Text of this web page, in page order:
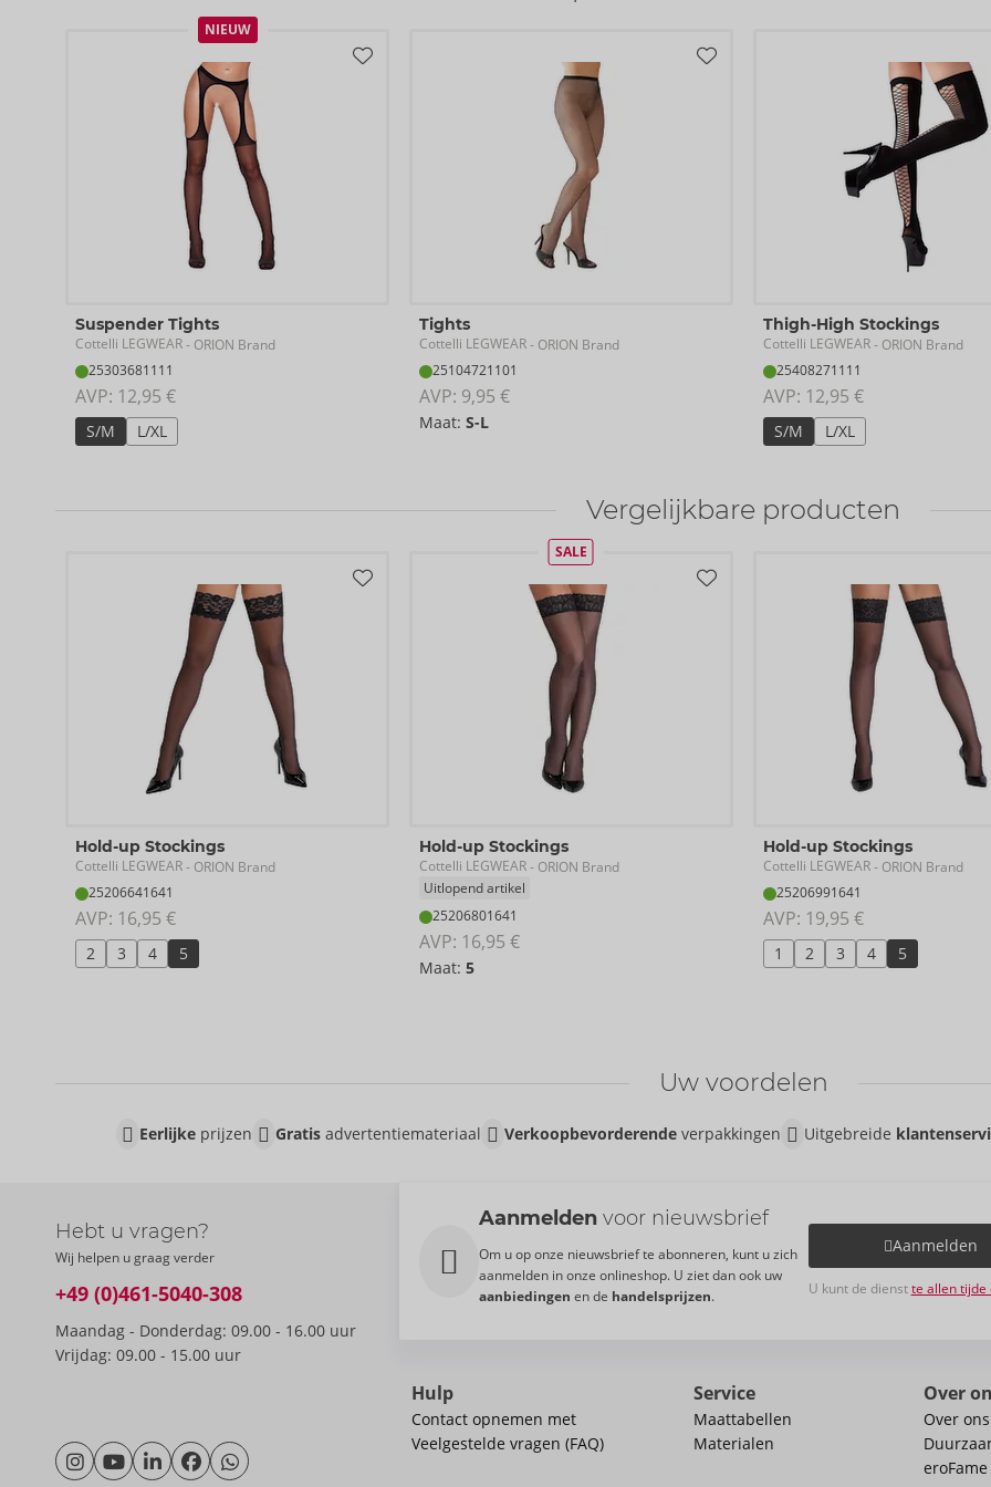
NIEUW
Suspender Tights
Cottelli LEGWEAR- ORION Brand
25303681111
AVP: 12,95 €
S/M L/XL
Tights
Cottelli LEGWEAR- ORION Brand
25104721101
AVP: 9,95 €
Maat: S-L
Thigh-High Stockings
Cottelli LEGWEAR- ORION Brand
25408271111
AVP: 12,95 €
S/M L/XL
Vergelijkbare producten
Hold-up Stockings
Cottelli LEGWEAR- ORION Brand
25206641641
AVP: 16,95 €
2 3 4 5
SALE
Hold-up Stockings
Cottelli LEGWEAR- ORION Brand
Uitlopend artikel
25206801641
AVP: 16,95 €
Maat: 5
Hold-up Stockings
Cottelli LEGWEAR- ORION Brand
25206991641
AVP: 19,95 €
1 2 3 4 5
Uw voordelen
Eerlijkeprijzen Gratisadvertentiemateriaal Verkoopbevorderendeverpakkingen Uitgebreide
Hebt u vragen?
Wij helpen u graag verder
+49 (0)461-5040-308
Maandag - Donderdag: 09.00 - 16.00 uur
Vrijdag: 09.00 - 15.00 uur
Aanmelden voor nieuwsbrief
Om u op onze nieuwsbrief te abonneren, kunt u zich
aanmelden in onze onlineshop. U ziet dan ook uw
aanbiedingen en de handelsprijzen.
Aanmelden
U kunt de dienstte allen tijde
Hulp
Contact opnemen met
Veelgestelde vragen (FAQ)
Service
Maattabellen
Materialen
Over
Over ons
eroFame